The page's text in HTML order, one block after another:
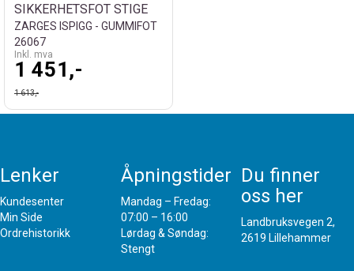
SIKKERHETSFOT STIGE
ZARGES ISPIGG - GUMMIFOT
26067
Inkl. mva
1 451,-
1 613,-
Lenker
Kundesenter
Min Side
Ordrehistorikk
Åpningstider
Mandag – Fredag:
07:00 – 16:00
Lørdag & Søndag:
Stengt
Du finner
oss her
Landbruksvegen 2,
2619 Lillehammer